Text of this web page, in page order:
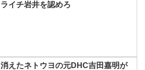
ライチ岩井を認めろ
消えたネトウヨの元DHC吉田嘉明が